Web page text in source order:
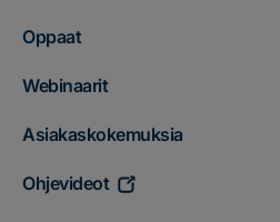
Oppaat
Webinaarit
Asiakaskokemuksia
Ohjevideot